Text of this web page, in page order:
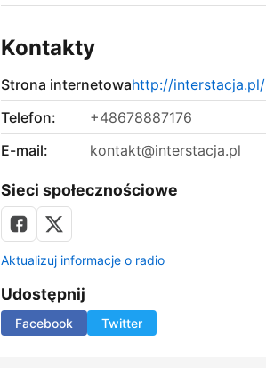
Kontakty
Strona internetowahttp://interstacja.pl/
Telefon:
+48678887176
E-mail:
kontakt@interstacja.pl
Sieci społecznościowe
Aktualizuj informacje o radio
Udostępnij
Facebook Twitter